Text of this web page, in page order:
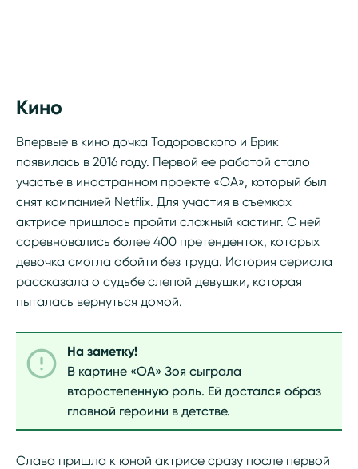
Кино
Впервые в кино дочка Тодоровского и Брик
появилась в 2016 году. Первой ее работой стало
участье в иностранном проекте «ОА», который был
снят компанией Netflix. Для участия в съемках
актрисе пришлось пройти сложный кастинг. С ней
соревновались более 400 претенденток, которых
девочка смогла обойти без труда. История сериала
рассказала о судьбе слепой девушки, которая
пыталась вернуться домой.
На заметку!
В картине «ОА» Зоя сыграла
второстепенную роль. Ей достался образ
главной героини в детстве.
Слава пришла к юной актрисе сразу после первой